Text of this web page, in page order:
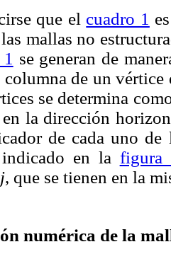
que el cuadro 1
mallas no
se generan de
de un
se determina
la dirección
de cada uno de
en la figura
, que se tienen en la
numérica de la